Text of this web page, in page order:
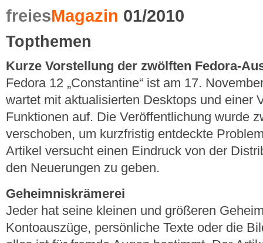
freiesMagazin 01/2010
Topthemen
Kurze Vorstellung der zwölften Fedora-
Fedora 12 „Constantine“ ist am 17.
wartet mit aktualisierten Desktops und einer
Funktionen auf. Die Veröffentlichung wurde
verschoben, um kurzfristig entdeckte
Artikel versucht einen Eindruck von der
den Neuerungen zu geben.
Geheimniskrämerei
Jeder hat seine kleinen und größeren
Kontoauszüge, persönliche Texte oder die